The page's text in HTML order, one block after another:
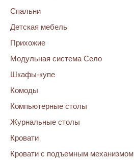
Спальни
Детская мебель
Прихожие
Модульная система Село
Шкафы-купе
Комоды
Компьютерные столы
Журнальные столы
Кровати
Кровати с подъемным механизмом